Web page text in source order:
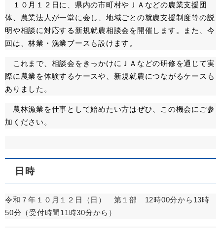
１０月１２日に、県内の市町村やＪＡなどの農業支援団
体、農業法人が一堂に会し、地域ごとの就農支援制度等の説
明や相談に対応する新規就農相談会を開催します。また、今
回は、林業・漁業ブースも設けます。
これまで、相談会をきっかけに ＪＡなどの研修を通じて実
際に農業を体験するケースや、新規就農につながるケースも
ありました。
農林漁業を仕事として始めたい方はぜひ、この機会にご参
加ください。
日時
令和７年１０月１２日（日） 第１部 12時00分から13時
50分（受付時間11時30分から）